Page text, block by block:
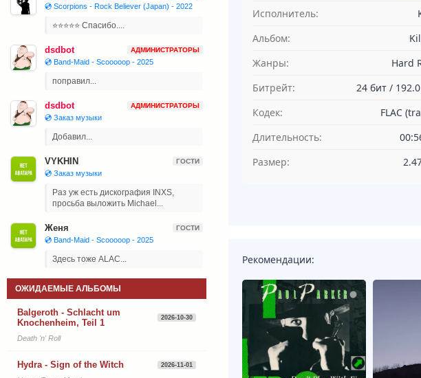
Исполнитель:
Альбом:
Жанры:
Hard
Битрейт:
24 бит /
Кодек:
FLAC
Длительность:
Размер:
Рекомендации:
💿 Scorpions - Rock Believer (Japan) - 2022
⭐⭐⭐⭐⭐ Спасибо....
dsdbot АДМИНИСТРАТОРЫ
💿 Band-Maid - Scooooop - 2025
поправил...
dsdbot АДМИНИСТРАТОРЫ
💿 Заказ музыки
Добавил...
VYKHIN ГОСТИ
💿 Заказ музыки
Раз уж есть дискография INXS,
просьба выложить Michael...
Женя ГОСТИ
💿 Band-Maid - Scooooop - 2025
Здесь тоже ALAC...
ОЖИДАЕМЫЕ АЛЬБОМЫ
Balgeroth - Schlacht um
Knochenheim, Teil 1
2026-10-30
Death 'n' Roll
Hydra - Sign of the Witch 2026-11-01